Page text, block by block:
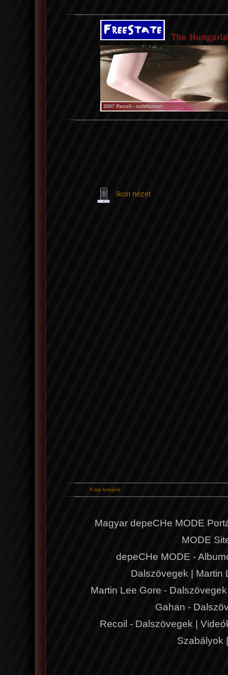
Ikon nézet
A lap tetejére
Magyar depeCHe MODE
MODE
depeCHe MODE -
Dalszövegek
Martin
Martin Lee Gore - Dalszövegek
Gahan -
Recoil - Dalszövegek
Szabályok